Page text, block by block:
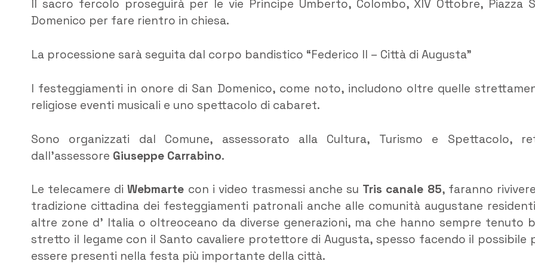
Il sacro fercolo proseguirà per le vie Principe Umberto, Colombo, XIV Ottobre, Piazza
Domenico per fare rientro in chiesa.
La processione sarà seguita dal corpo bandistico “Federico II – Città di Augusta”
I festeggiamenti in onore di San Domenico, come noto, includono oltre quelle
religiose eventi musicali e uno spettacolo di cabaret.
Sono organizzati dal Comune, assessorato alla Cultura, Turismo e Spettacolo,
dall’assessore Giuseppe Carrabino.
Le telecamere diWebmarte con i video trasmessi anche su Tris canale 85, faranno
tradizione cittadina dei festeggiamenti patronali anche alle comunità augustane
altre zone d’ Italia o oltreoceano da diverse generazioni, ma che hanno sempre tenuto
stretto il legame con il Santo cavaliere protettore di Augusta, spesso facendo il possibile
essere presenti nella festa più importante della città.